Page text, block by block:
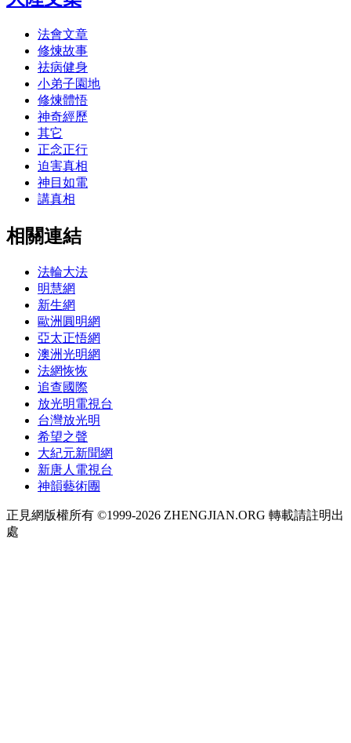
法會文章
修煉故事
祛病健身
小弟子園地
修煉體悟
神奇經歷
其它
正念正行
迫害真相
神目如電
講真相
相關連結
法輪大法
明慧網
新生網
歐洲圓明網
亞太正悟網
澳洲光明網
法網恢恢
追查國際
放光明電視台
台灣放光明
希望之聲
大紀元新聞網
新唐人電視台
神韻藝術團
正見網版權所有 ©1999-2026 ZHENGJIAN.ORG 轉載請註明出
處